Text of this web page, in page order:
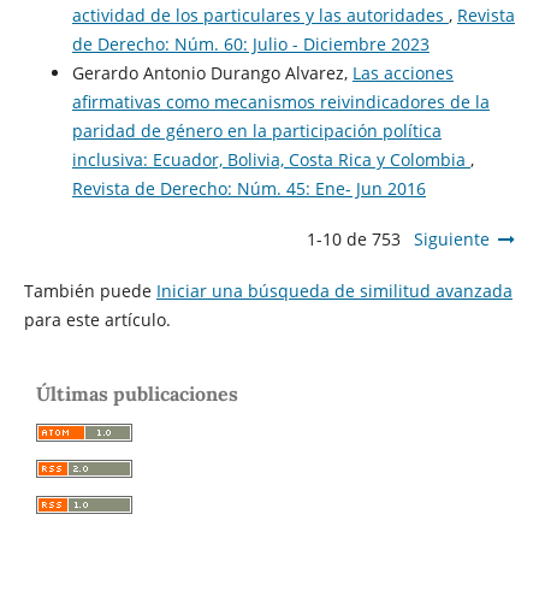
actividad de los particulares y las autoridades , Revista
de Derecho: Núm. 60: Julio - Diciembre 2023
Gerardo Antonio Durango Alvarez, Las acciones
afirmativas como mecanismos reivindicadores de la
paridad de género en la participación política
inclusiva: Ecuador, Bolivia, Costa Rica y Colombia ,
Revista de Derecho: Núm. 45: Ene- Jun 2016
1-10 de 753 Siguiente
También puede Iniciar una búsqueda de similitud avanzada
para este artículo.
Últimas publicaciones